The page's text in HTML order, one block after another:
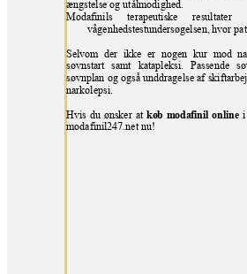
ængstelse og utålmodighed.
Modafinils terapeutiske resultater
vågenhedstestundersøgelsen, hvor
Selvom der ikke er nogen kur mod
søvnstart samt katapleksi. Passende
søvnplan og også unddragelse af
narkolepsi.
Hvis du ønsker at køb modafinil online i
modafinil247.net nu!